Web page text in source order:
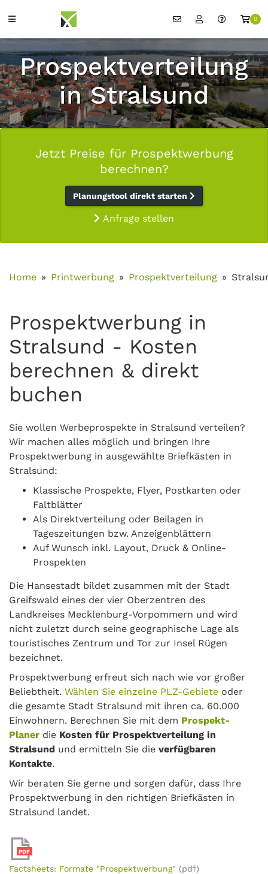
0
Prospektverteilung
in Stralsund
Jetzt Preise für Prospektwerbung
berechnen?
Planungstool direkt starten
Anfrage stellen
Home Printwerbung Prospektverteilung
Prospektwerbung in
Stralsund - Kosten
berechnen & direkt
buchen
Sie wollen Werbeprospekte in Stralsund verteilen?
Wir machen alles möglich und bringen Ihre
Prospektwerbung in ausgewählte Briefkästen in
Stralsund:
Klassische Prospekte, Flyer, Postkarten oder
Faltblätter
Als Direktverteilung oder Beilagen in
Tageszeitungen bzw. Anzeigenblättern
Auf Wunsch inkl. Layout, Druck & Online-
Prospekten
Die Hansestadt bildet zusammen mit der Stadt
Greifswald eines der vier Oberzentren des
Landkreises Mecklenburg-Vorpommern und wird
nicht zuletzt durch seine geographische Lage als
touristisches Zentrum und Tor zur Insel Rügen
bezeichnet.
Prospektwerbung erfreut sich nach wie vor großer
Beliebtheit. Wählen Sie einzelne PLZ-Gebiete oder
die gesamte Stadt Stralsund mit ihren ca. 60.000
Einwohnern. Berechnen Sie mit dem Prospekt-
Planer die Kosten für Prospektverteilung in
Stralsund und ermitteln Sie die verfügbaren
Kontakte.
Wir beraten Sie gerne und sorgen dafür, dass Ihre
Prospektwerbung in den richtigen Briefkästen in
Stralsund landet.
PDF
Factsheets: Formate "Prospektwerbung" (pdf)